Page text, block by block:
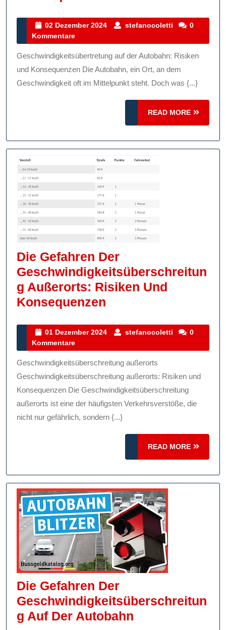
Der
Auf
Der
Autobahn:
Risiken
02 Dezember 2024
02
2024
stefanocoletti stefanocoletti
0
Kommentare
Geschwindigkeitsübertretung auf der Autobahn: Risiken
und Konsequenzen Die Autobahn, ein Ort, an dem
Geschwindigkeit oft im Mittelpunkt steht. Doch was {...}
READ MORE
READ
MORE
Die Gefahren Der
Geschwindigkeitsüberschreitun
G Außerorts: Risiken Und
Konsequenzen
Der
Außerorts:
Risiken
Und
Konsequenzen
01 Dezember 2024
01
2024
stefanocoletti stefanocoletti
0
Kommentare
Geschwindigkeitsüberschreitung außerorts
Geschwindigkeitsüberschreitung außerorts: Risiken und
Konsequenzen Die Geschwindigkeitsüberschreitung
außerorts ist eine der häufigsten Verkehrsverstöße, die
nicht nur gefährlich, sondern {...}
READ MORE
READ
MORE
Die Gefahren Der
Geschwindigkeitsüberschreitun
G Auf Der Autobahn